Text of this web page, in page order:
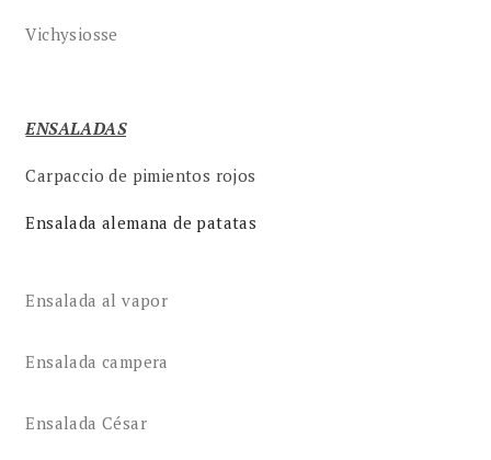
Vichysiosse
ENSALADAS
Carpaccio de pimientos rojos
Ensalada alemana de patatas
Ensalada al vapor
Ensalada campera
Ensalada César